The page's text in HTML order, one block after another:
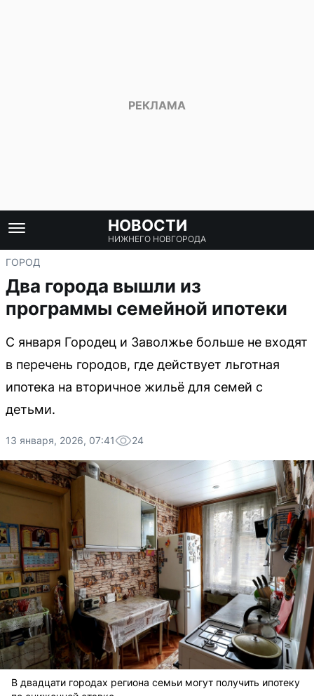
НОВОСТИ
НИЖНЕГО НОВГОРОДА
ГОРОД
Два города вышли из
программы семейной ипотеки
С января Городец и Заволжье больше не входят
в перечень городов, где действует льготная
ипотека на вторичное жильё для семей с
детьми.
13 января, 2026, 07:41 24
В двадцати городах региона семьи могут получить ипотеку